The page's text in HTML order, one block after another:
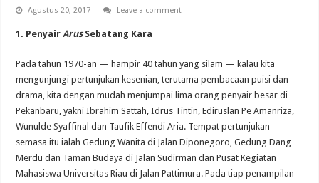
Agustus 20, 2017 Leave a comment
1. PenyairArusSebatang Kara
Pada tahun 1970-an — hampir 40 tahun yang silam — kalau kita
mengunjungi pertunjukan kesenian, terutama pembacaan puisi dan
drama, kita dengan mudah menjumpai lima orang penyair besar di
Pekanbaru, yakni Ibrahim Sattah, Idrus Tintin, Ediruslan Pe Amanriza,
Wunulde Syaffinal dan Taufik Effendi Aria. Tempat pertunjukan
semasa itu ialah Gedung Wanita di Jalan Diponegoro, Gedung Dang
Merdu dan Taman Budaya di Jalan Sudirman dan Pusat Kegiatan
Mahasiswa Universitas Riau di Jalan Pattimura. Pada tiap penampilan